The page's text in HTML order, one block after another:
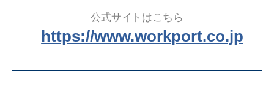
公式サイトはこちら
https://www.workport.co.jp